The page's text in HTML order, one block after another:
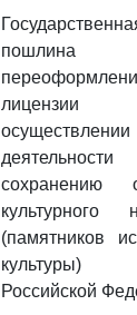
осуществлении
сохранению
культурного
(памятников
культуры)
Российской